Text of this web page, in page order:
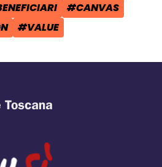
TAG:
#CANVAS
TAG:
#VALUE